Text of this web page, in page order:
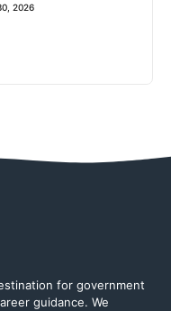
2026
for government
guidance. We